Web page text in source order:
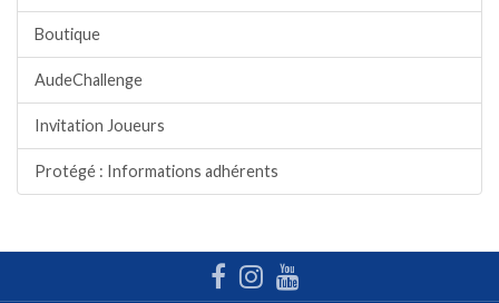
Boutique
AudeChallenge
Invitation Joueurs
Protégé : Informations adhérents